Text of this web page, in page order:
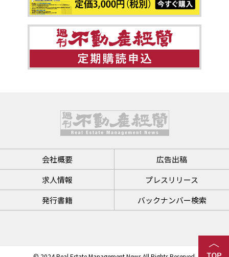
会社概要
広告出稿
求人情報
プレスリリース
発行書籍
バックナンバー検索